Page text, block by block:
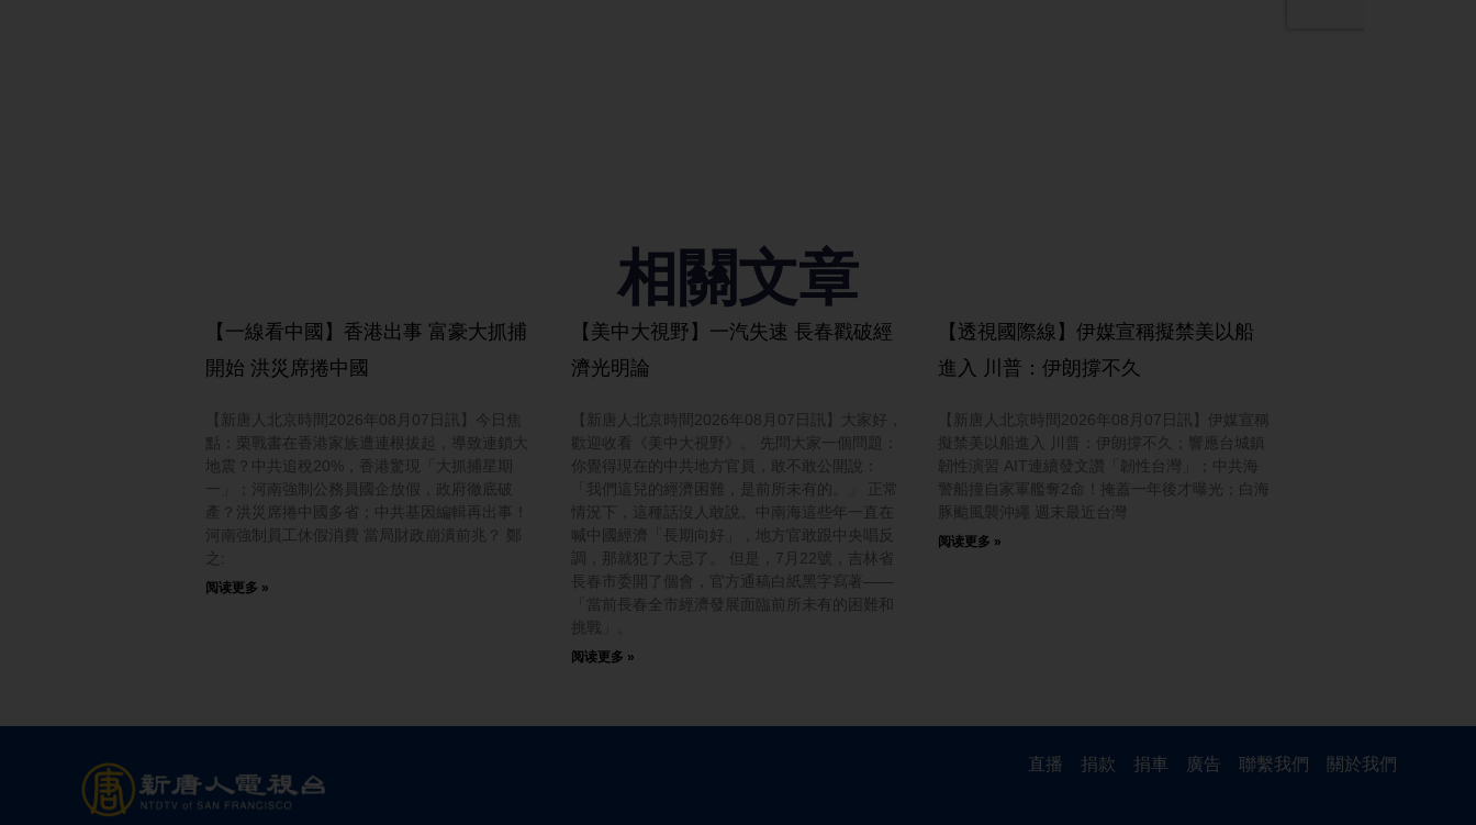
相關文章
【一線看中國】香港出事 富豪大抓捕
開始 洪災席捲中國
【新唐人北京時間2026年08月07日訊】今日焦
點：栗戰書在香港家族遭連根拔起，導致連鎖大
地震？中共追稅20%，香港驚現「大抓捕星期
一」；河南強制公務員國企放假，政府徹底破
產？洪災席捲中國多省；中共基因編輯再出事！
河南強制員工休假消費 當局財政崩潰前兆？ 鄭
之:
阅读更多 »
【美中大視野】一汽失速 長春戳破經
濟光明論
【新唐人北京時間2026年08月07日訊】大家好，
歡迎收看《美中大視野》。 先問大家一個問題：
你覺得現在的中共地方官員，敢不敢公開說：
「我們這兒的經濟困難，是前所未有的。」 正常
情況下，這種話沒人敢說。中南海這些年一直在
喊中國經濟「長期向好」，地方官敢跟中央唱反
調，那就犯了大忌了。 但是，7月22號，吉林省
長春市委開了個會，官方通稿白紙黑字寫著——
「當前長春全市經濟發展面臨前所未有的困難和
挑戰」。
阅读更多 »
【透視國際線】伊媒宣稱擬禁美以船
進入 川普：伊朗撐不久
【新唐人北京時間2026年08月07日訊】伊媒宣稱
擬禁美以船進入 川普：伊朗撐不久；響應台城鎮
韌性演習 AIT連續發文讚「韌性台灣」；中共海
警船撞自家軍艦奪2命！掩蓋一年後才曝光；白海
豚颱風襲沖繩 週末最近台灣
阅读更多 »
直播 捐款 捐車 廣告 聯繫我們 關於我們